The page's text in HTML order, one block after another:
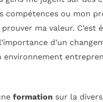
compétences ou mon
ma valeur. C’est
d’un
formation sur la